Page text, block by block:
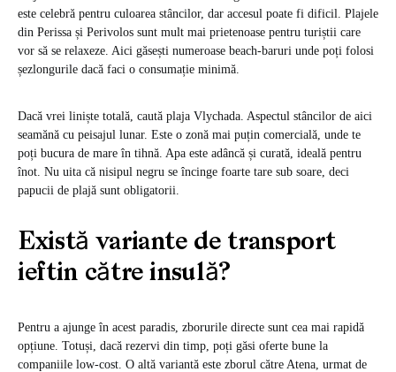
este celebră pentru culoarea stâncilor, dar accesul poate fi dificil. Plajele
din Perissa și Perivolos sunt mult mai prietenoase pentru turiștii care
vor să se relaxeze. Aici găsești numeroase beach-baruri unde poți folosi
șezlongurile dacă faci o consumație minimă.
Dacă vrei liniște totală, caută plaja Vlychada. Aspectul stâncilor de aici
seamănă cu peisajul lunar. Este o zonă mai puțin comercială, unde te
poți bucura de mare în tihnă. Apa este adâncă și curată, ideală pentru
înot. Nu uita că nisipul negru se încinge foarte tare sub soare, deci
papucii de plajă sunt obligatorii.
Există variante de transport
ieftin către insulă?
Pentru a ajunge în acest paradis, zborurile directe sunt cea mai rapidă
opțiune. Totuși, dacă rezervi din timp, poți găsi oferte bune la
companiile low-cost. O altă variantă este zborul către Atena, urmat de